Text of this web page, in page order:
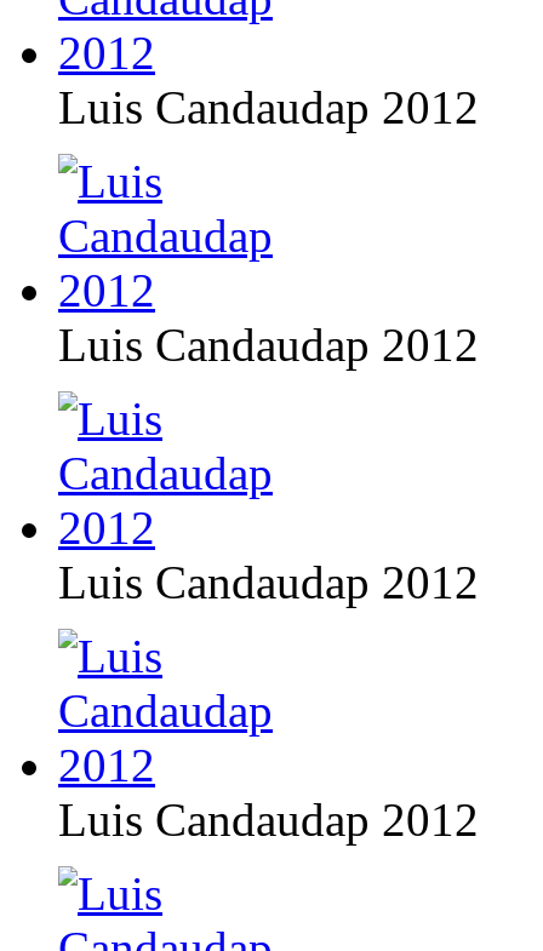
Luis Candaudap 2012
Luis Candaudap 2012
Luis Candaudap 2012
Luis Candaudap 2012